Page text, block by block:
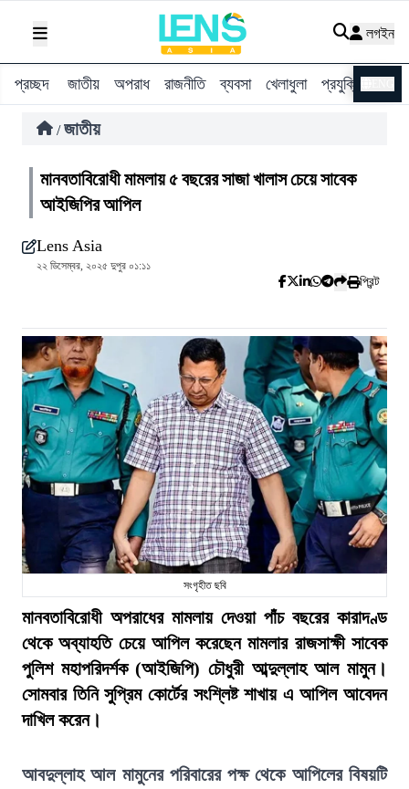
লগইন
প্রচ্ছদ জাতীয় অপরাধ রাজনীতি ব্যবসা খেলাধুলা প্রযুক্তি
/ জাতীয়
মানবতাবিরোধী মামলায় ৫ বছরের সাজা খালাস চেয়ে সাবেক
আইজিপির আপিল
Lens Asia
২২ ডিসেম্বর, ২০২৫ দুপুর ০১:১১
প্রিন্ট
সংগৃহীত ছবি
মানবতাবিরোধী অপরাধের মামলায় দেওয়া পাঁচ বছরের কারাদণ্ড
থেকে অব্যাহতি চেয়ে আপিল করেছেন মামলার রাজসাক্ষী সাবেক
পুলিশ মহাপরিদর্শক (আইজিপি) চৌধুরী আব্দুল্লাহ আল মামুন।
সোমবার তিনি সুপ্রিম কোর্টের সংশ্লিষ্ট শাখায় এ আপিল আবেদন
দাখিল করেন।
আবদুল্লাহ আল মামুনের পরিবারের পক্ষ থেকে আপিলের বিষয়টি